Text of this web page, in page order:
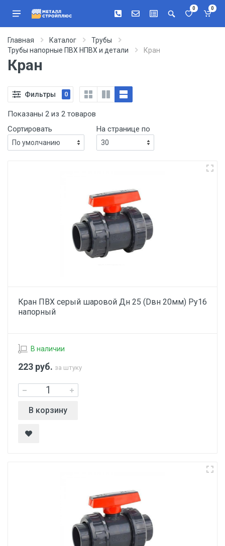
0 0
Главная Каталог
Трубы
Трубы напорные ПВХ НПВХ и детали
Кран
Кран
Фильтры 0
Показаны 2 из 2 товаров
Сортировать
На странице по
Кран ПВХ серый шаровой Дн 25 (Dвн 20мм) Ру16
напорный
В наличии
223 руб. за штуку
В корзину